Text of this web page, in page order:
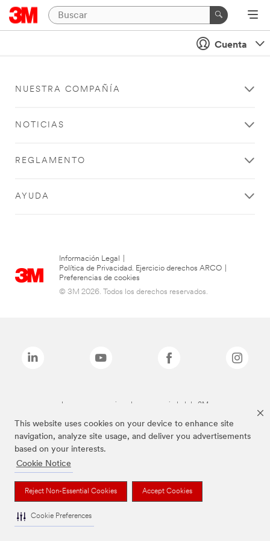
This website uses cookies on your device to enhance site
navigation, analyze site usage, and deliver you advertisements
based on your interests.
Cookie Notice
Reject Non-Essential Cookies Accept Cookies
Cookie Preferences
Cuenta
NUESTRA COMPAÑÍA
NOTICIAS
REGLAMENTO
AYUDA
Información Legal
Política de Privacidad. Ejercicio derechos ARCO
Preferencias de cookies
© 3M 2026. Todos los derechos reservados.
Las marcas mencionadas son propiedad de 3M